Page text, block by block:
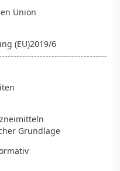
Union
(EU)2019/6
Grundlage